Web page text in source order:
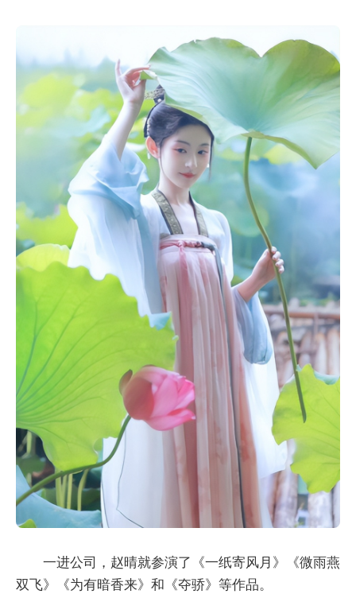
一进公司，赵晴就参演了《一纸寄风月》《微雨燕
双飞》《为有暗香来》和《夺骄》等作品。